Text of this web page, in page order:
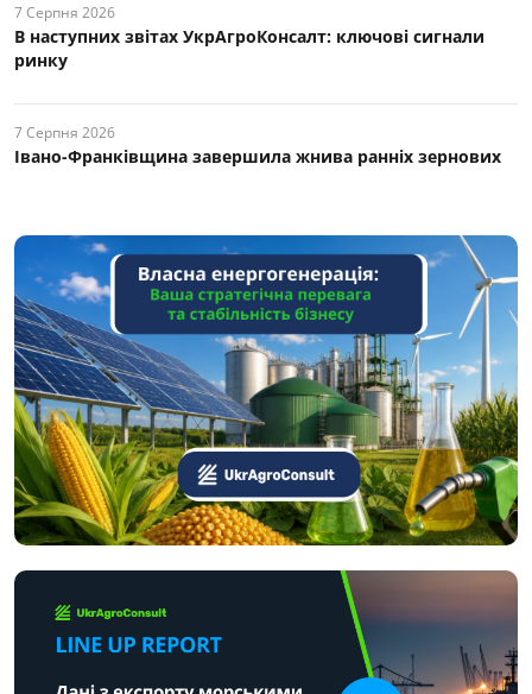
7 Серпня 2026
В наступних звітах УкрАгроКонсалт: ключові cигнали
ринку
7 Серпня 2026
Івано-Франківщина завершила жнива ранніх зернових